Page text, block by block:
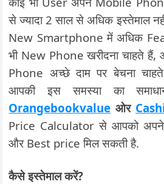
से ज्यादा 2 साल से अधिक इस्तेमाल
New Smartphone में अधिक
भी New Phone खरीदना चाहते
Phone अच्छे दाम पर बेचना
आपकी इस समस्या का
Orangebookvalue ओर
Price Calculator से आपको
और Best price मिल सकती है.
कैसे इस्तेमाल करें?